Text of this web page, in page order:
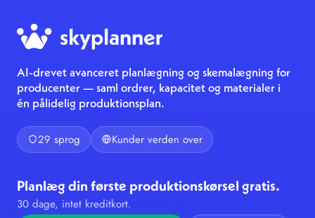
AI-drevet avanceret planlægning og skemalægning for
producenter — saml ordrer, kapacitet og materialer i
én pålidelig produktionsplan.
29 sprog Kunder verden over
Planlæg din første produktionskørsel gratis.
30 dage, intet kreditkort.